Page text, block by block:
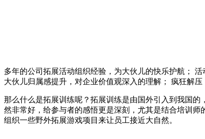
多年的公司拓展活动组织经验，为大伙儿的快乐护航；
大伙儿归属感提升，对企业价值观深入的理解； 疯狂解压
那么什么是拓展训练呢？拓展训练是由国外引入到我国
然非常好，给参与者的感悟更是深刻，尤其是结合培训
组织一些野外拓展游戏项目来让员工接近大自然。